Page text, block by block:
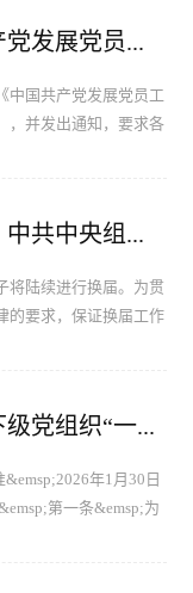
中办印发《中国共产党发展党员工作细则》
中国共产党发展党员工
，并发出通知，要求各
中共中央纪委机关、中共中央组织部、国家监察委员会联合印发《关于严肃换届纪律加强换届风气监督的通知》
将陆续进行换届。为贯
的要求，保证换届工作
《党委（党组）对下级党组织“一把手”开展监督谈话工作办法》
&emsp;2026年1月30日
第一条&emsp;为